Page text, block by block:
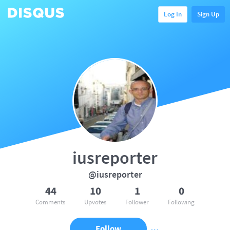
Log In Sign Up
iusreporter
@iusreporter
44
Comments
10
Upvotes
1
Follower
0
Following